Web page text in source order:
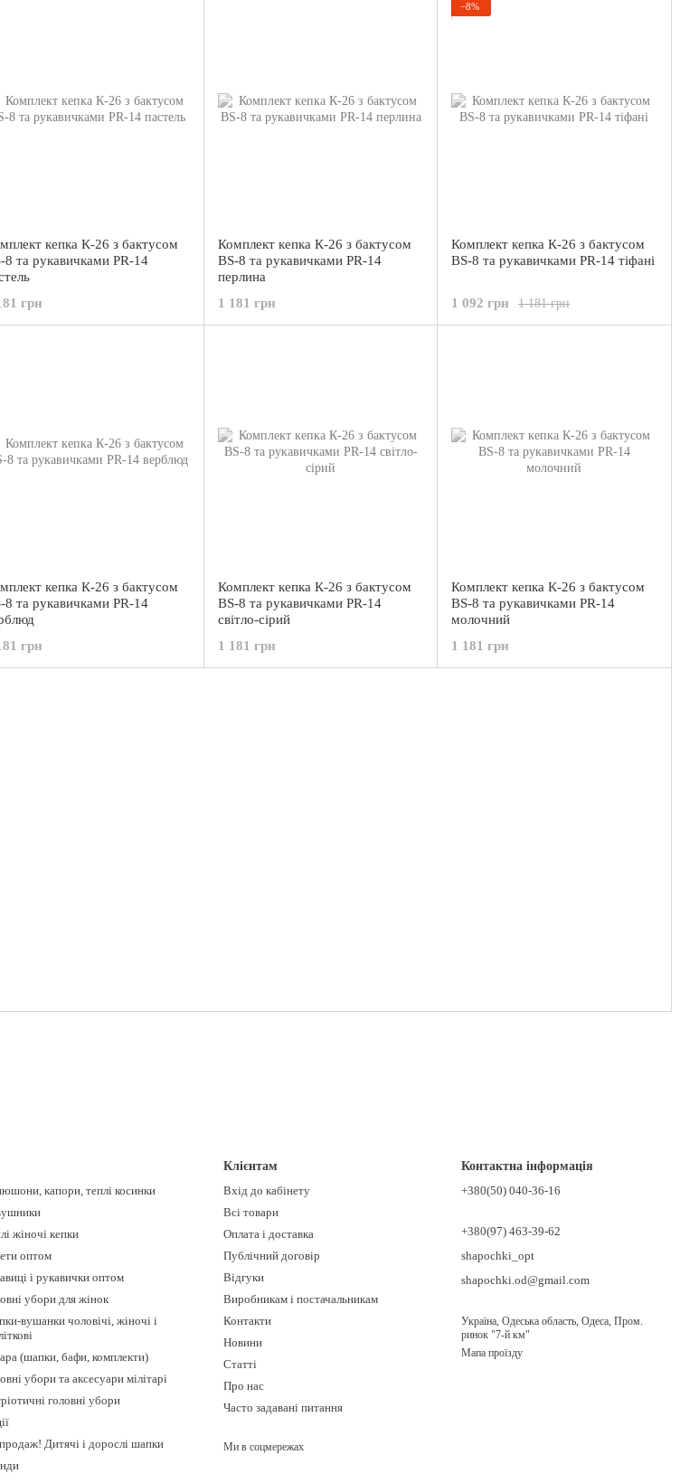
кепка К-26 з бактусом
8 та рукавичками PR-14
грн
Комплект кепка К-26 з бактусом
BS-8 та рукавичками PR-14
перлина
1 181 грн
−8%
Комплект кепка К-26 з бактусом
BS-8 та рукавичками PR-14 тіфані
1 181 грн
1 092 грн
кепка К-26 з бактусом
8 та рукавичками PR-14
грн
Комплект кепка К-26 з бактусом
BS-8 та рукавичками PR-14
світло-сірий
1 181 грн
Комплект кепка К-26 з бактусом
BS-8 та рукавичками PR-14
молочний
1 181 грн
капори, теплі косинки
жіночі кепки
оптом
і рукавички оптом
убори для жінок
вушанки чоловічі, жіночі і
(шапки, бафи, комплекти)
убори та аксесуари мілітарі
головні убори
Дитячі і дорослі шапки
Клієнтам
Вхід до кабінету
Всі товари
Оплата і доставка
Публічний договір
Відгуки
Виробникам і постачальникам
Контакти
Новини
Статті
Про нас
Часто задавані питання
Ми в соцмережах
Контактна інформація
+380(50) 040-36-16
+380(97) 463-39-62
shapochki_opt
shapochki.od@gmail.com
Україна, Одеська область, Одеса, Пром.
ринок "7-й км"
Мапа проїзду